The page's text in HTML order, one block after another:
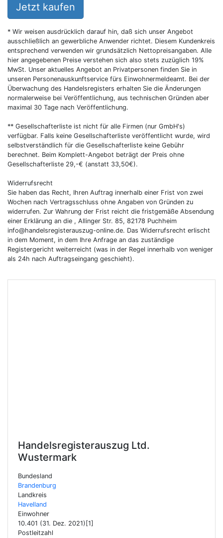
Handelsregisterauszug Ltd.
Wustermark
Bundesland
Brandenburg
Landkreis
Havelland
Einwohner
10.401 (31. Dez. 2021)[1]
Postleitzahl
Jetzt kaufen
* Wir weisen ausdrücklich darauf hin, daß sich unser Angebot
ausschließlich an gewerbliche Anwender richtet. Diesem Kundenkreis
entsprechend verwenden wir grundsätzlich Nettopreisangaben. Alle
hier angegebenen Preise verstehen sich also stets zuzüglich 19%
MwSt. Unser aktuelles Angebot an Privatpersonen finden Sie in
unseren Personenauskunftservice fürs Einwohnermeldeamt. Bei der
Überwachung des Handelsregisters erhalten Sie die Änderungen
normalerweise bei Veröffentlichung, aus technischen Gründen aber
maximal 30 Tage nach Veröffentlichung.
** Gesellschafterliste ist nicht für alle Firmen (nur GmbH's)
verfügbar. Falls keine Gesellschafterliste veröffentlicht wurde, wird
selbstverständlich für die Gesellschafterliste keine Gebühr
berechnet. Beim Komplett-Angebot beträgt der Preis ohne
Gesellschafterliste 29,-€ (anstatt 33,50€).
Widerrufsrecht
Sie haben das Recht, Ihren Auftrag innerhalb einer Frist von zwei
Wochen nach Vertragsschluss ohne Angaben von Gründen zu
widerrufen. Zur Wahrung der Frist reicht die fristgemäße Absendung
einer Erklärung an die , Allinger Str. 85, 82178 Puchheim
info@handelsregisterauszug-online.de. Das Widerrufsrecht erlischt
in dem Moment, in dem Ihre Anfrage an das zuständige
Registergericht weiterreicht (was in der Regel innerhalb von weniger
als 24h nach Auftragseingang geschieht).